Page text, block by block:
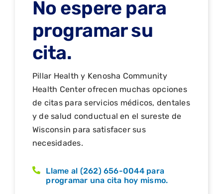
No espere para
programar su
cita.
Pillar Health y Kenosha Community
Health Center ofrecen muchas opciones
de citas para servicios médicos, dentales
y de salud conductual en el sureste de
Wisconsin para satisfacer sus
necesidades.
Llame al (262) 656-0044 para
programar una cita hoy mismo.